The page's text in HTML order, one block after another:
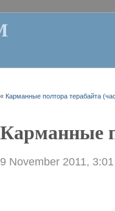
« Карманные полтора терабайта
Карманные
9 November 2011,